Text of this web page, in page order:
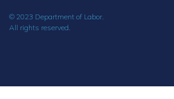
© 2023 Department of Labor.
All rights reserved.